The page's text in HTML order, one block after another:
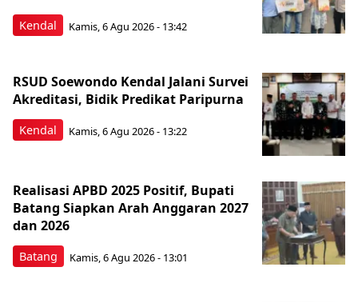
Kendal Kamis, 6 Agu 2026 - 13:42
Kendal
RSUD Soewondo Kendal Jalani Survei
Akreditasi, Bidik Predikat Paripurna
Kamis, 6 Agu 2026 - 13:22
Batang
Realisasi APBD 2025 Positif, Bupati
Batang Siapkan Arah Anggaran 2027
dan 2026
Kamis, 6 Agu 2026 - 13:01